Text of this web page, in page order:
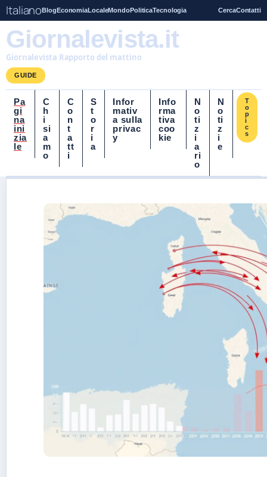
ItalianoBlogEconomiaLocaleMondoPoliticaTecnologia CercaContatti
Giornalevista.it
Giornalevista Rapporto del mattino
GUIDE
Pa
gi
na
ini
zia
le
C
h
i
si
a
m
o
C
o
n
t
a
tt
i
S
t
o
r
i
a
Infor
mativ
a sulla
privac
y
Info
rma
tiva
coo
kie
N
o
ti
z
i
a
ri
o
N
o
ti
z
i
e
T
o
p
i
c
s